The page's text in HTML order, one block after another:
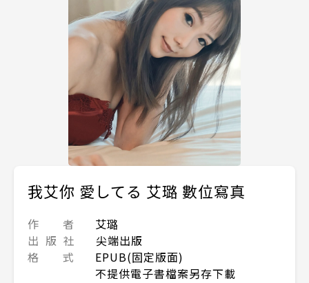
我艾你 愛してる 艾璐 數位寫真
作 者
艾璐
出 版 社
尖端出版
格 式
EPUB(固定版面)
不提供電子書檔案另存下載